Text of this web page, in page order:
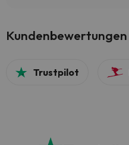
Kundenbewertungen
Trustpilot